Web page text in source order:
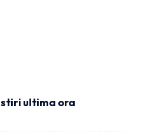
stiri ultima ora